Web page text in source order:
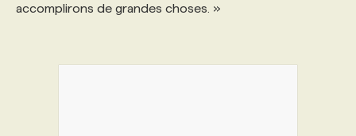
accomplirons de grandes choses. »